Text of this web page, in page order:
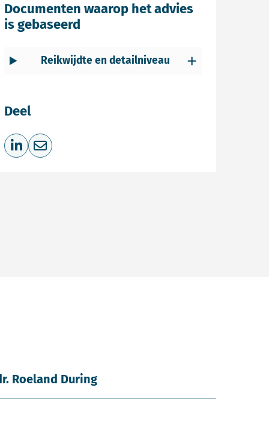
Documenten waarop het advies
is gebaseerd
Reikwijdte en detailniveau
Deel
Deel op LinkedIn
Deel via e-mail
Roeland During